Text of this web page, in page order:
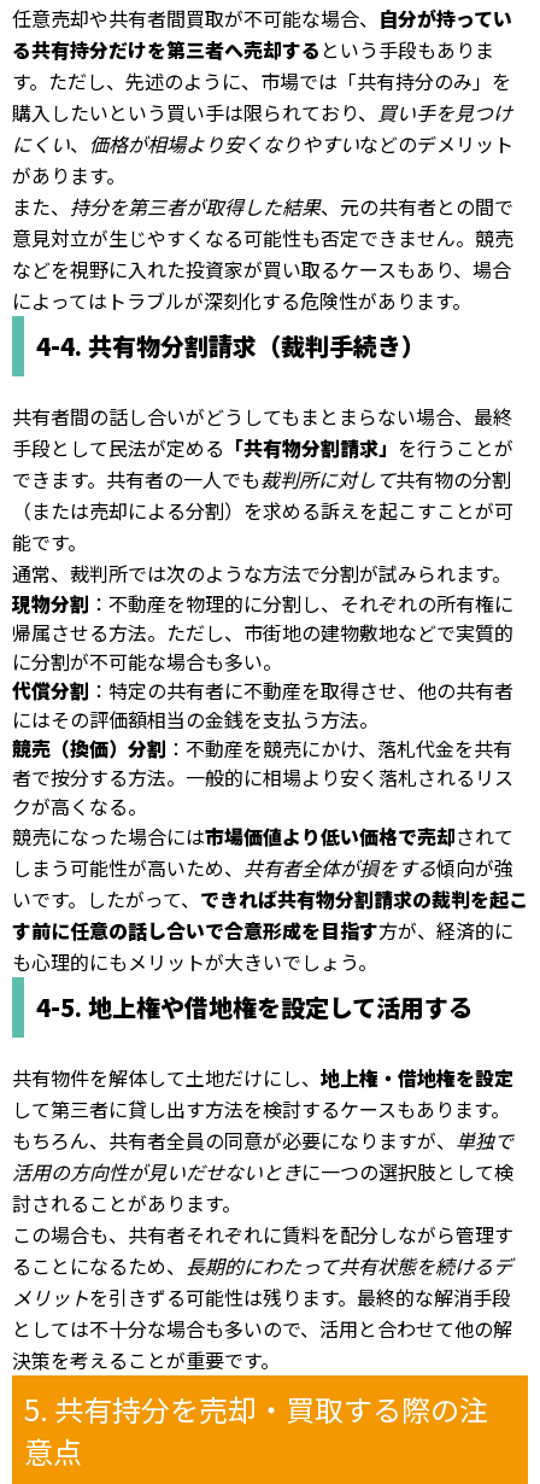
任意売却や共有者間買取が不可能な場合、 自分が持ってい
る共有持分だけを第三者へ売却する という手段もありま
す。ただし、先述のように、市場では「共有持分のみ」を
購入したいという買い手は限られており、 買い手を見つけ
にくい、 価格が相場より安くなりやすいなどのデメリット
があります。
また、 持分を第三者が取得した結果、元の共有者との間で
意見対立が生じやすくなる可能性も否定できません。競売
などを視野に入れた投資家が買い取るケースもあり、場合
によってはトラブルが深刻化する危険性があります。
4-4. 共有物分割請求（裁判手続き）
共有者間の話し合いがどうしてもまとまらない場合、最終
手段として民法が定める 「共有物分割請求」 を行うことが
できます。共有者の一人でも裁判所に対して共有物の分割
（または売却による分割）を求める訴えを起こすことが可
能です。
通常、裁判所では次のような方法で分割が試みられます。
現物分割 ：不動産を物理的に分割し、それぞれの所有権に
帰属させる方法。ただし、市街地の建物敷地などで実質的
に分割が不可能な場合も多い。
代償分割 ：特定の共有者に不動産を取得させ、他の共有者
にはその評価額相当の金銭を支払う方法。
競売（換価）分割 ：不動産を競売にかけ、落札代金を共有
者で按分する方法。一般的に相場より安く落札されるリス
クが高くなる。
競売になった場合には市場価値より低い価格で売却されて
しまう可能性が高いため、 共有者全体が損をする傾向が強
いです。したがって、 できれば共有物分割請求の裁判を起こ
す前に任意の話し合いで合意形成を目指す方が、経済的に
も心理的にもメリットが大きいでしょう。
4-5. 地上権や借地権を設定して活用する
共有物件を解体して土地だけにし、 地上権・借地権を設定
して第三者に貸し出す方法を検討するケースもあります。
もちろん、共有者全員の同意が必要になりますが、 単独で
活用の方向性が見いだせないときに一つの選択肢として検
討されることがあります。
この場合も、共有者それぞれに賃料を配分しながら管理す
ることになるため、 長期的にわたって共有状態を続けるデ
メリットを引きずる可能性は残ります。最終的な解消手段
としては不十分な場合も多いので、活用と合わせて他の解
決策を考えることが重要です。
5. 共有持分を売却・買取する際の注
意点